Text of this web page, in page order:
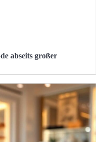
abseits großer